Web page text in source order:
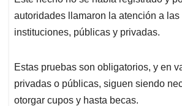
autoridades llamaron la atención a
instituciones, públicas y privadas.
Estas pruebas son obligatorios, y en
privadas o públicas, siguen siendo
otorgar cupos y hasta becas.